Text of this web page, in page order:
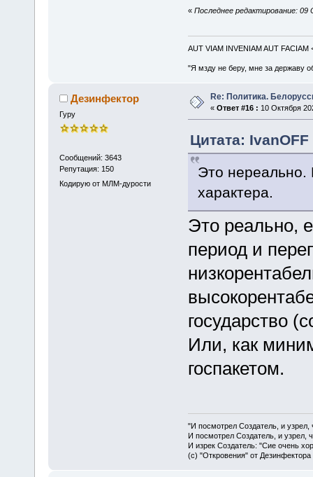
« Последнее редактирование:
AUT VIAM INVENIAM AUT FACIAM
"Я мзду не беру, мне за державу
Дезинфектор
Гуру
Сообщений: 3643
Репутация: 150
Кодирую от МЛМ-дурости
Re: Политика.
« Ответ #16 : 10 Октября
Цитата:
Это нереально.
характера.
Это реально,
период и
государство
Или, как
госпакетом.
"И посмотрел Создатель, и
И посмотрел Создатель, и узрел,
И изрек Создатель: "Сие очень
(с) "Откровения" от Дезинфектора